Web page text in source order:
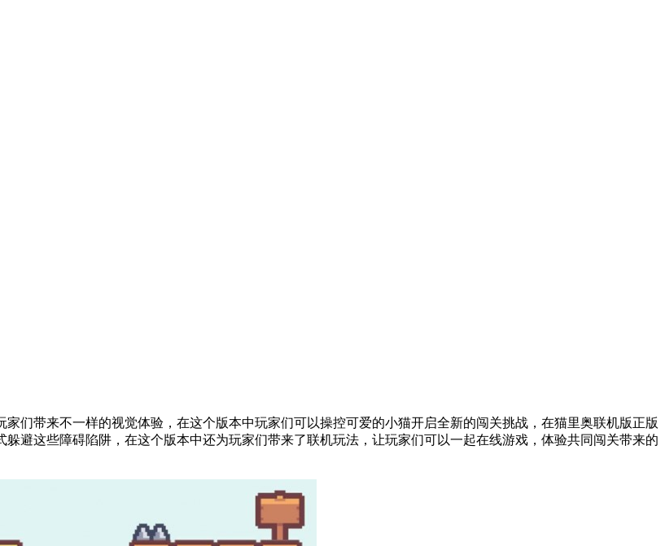
们带来不一样的视觉体验，在这个版本中玩家们可以操控可爱的小猫开启全新的闯关挑战，在猫里奥联机版正版
避这些障碍陷阱，在这个版本中还为玩家们带来了联机玩法，让玩家们可以一起在线游戏，体验共同闯关带来的